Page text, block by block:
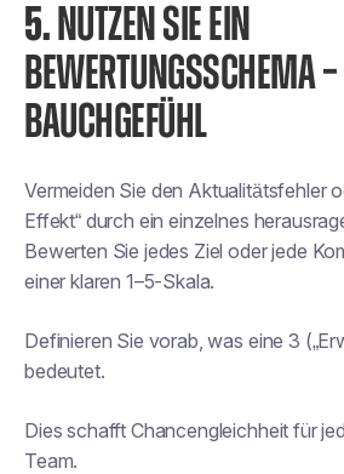
5. NUTZEN SIE EIN
BEWERTUNGSSCHEMA –
BAUCHGEFÜHL
Vermeiden Sie den Aktualitätsfehler
Effekt“ durch ein einzelnes
Bewerten Sie jedes Ziel oder jede
einer klaren 1–5-Skala.
Definieren Sie vorab, was eine 3
bedeutet.
Dies schafft Chancengleichheit für
Team.